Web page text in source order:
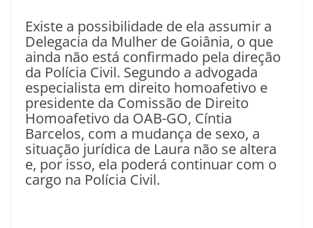
Existe a possibilidade de ela assumir a
Delegacia da Mulher de Goiânia, o que
ainda não está confirmado pela direção
da Polícia Civil. Segundo a advogada
especialista em direito homoafetivo e
presidente da Comissão de Direito
Homoafetivo da OAB-GO, Cíntia
Barcelos, com a mudança de sexo, a
situação jurídica de Laura não se altera
e, por isso, ela poderá continuar com o
cargo na Polícia Civil.